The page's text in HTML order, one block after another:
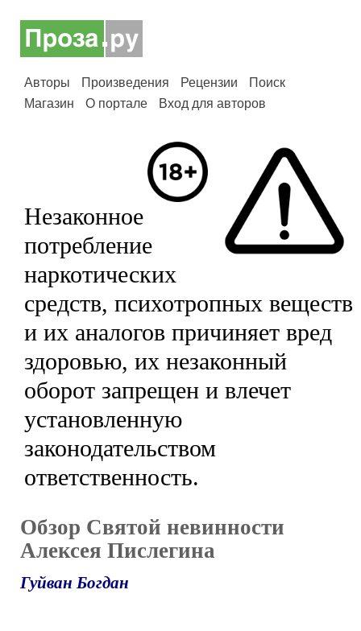
Авторы Произведения Рецензии
Поиск
Магазин
О портале Вход для авторов
Незаконное
потребление
наркотических
средств, психотропных веществ
и их аналогов причиняет вред
здоровью, их незаконный
оборот запрещен и влечет
установленную
законодательством
ответственность.
Обзор Святой невинности
Алексея Пислегина
Гуйван Богдан